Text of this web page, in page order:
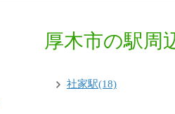
厚木市の駅周
社家駅(18)